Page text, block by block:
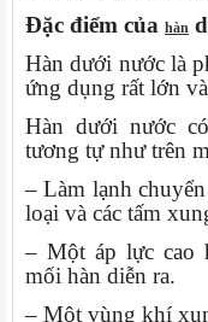
Đặc điểm của hàn
Hàn dưới nước là
ứng dụng rất lớn
Hàn dưới nước
tương tự như trên
– Làm lạnh
loại và các tấm
– Một áp lực cao
mối hàn diễn ra.
– Một vùng khí